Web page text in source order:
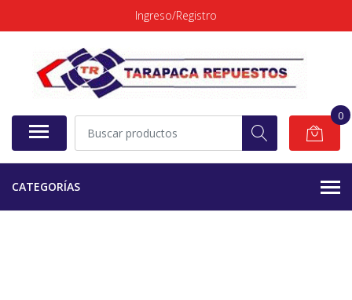
Ingreso/Registro
0
CATEGORÍAS